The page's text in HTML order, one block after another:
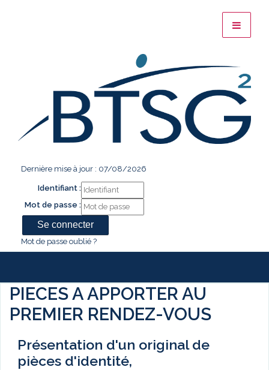
Dernière mise à jour : 07/08/2026
Identifiant :
Mot de passe :
Mot de passe oublié ?
PIECES A APPORTER AU
PREMIER RENDEZ-VOUS
Présentation d'un original de
pièces d'identité,